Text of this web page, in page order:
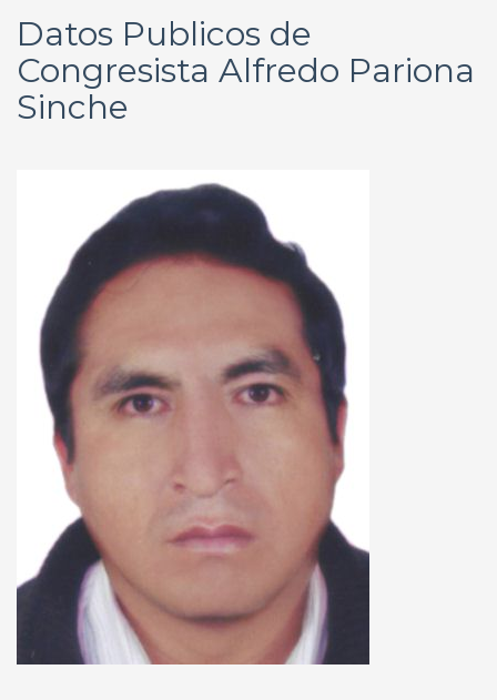
Datos Publicos de
Congresista Alfredo Pariona
Sinche